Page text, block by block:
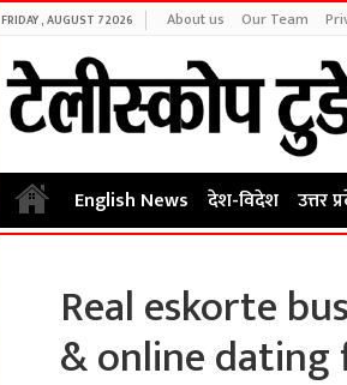
FRIDAY , AUGUST 7 2026 About us Our Team
English News देश-विदेश उत्तर
Real eskorte
& online